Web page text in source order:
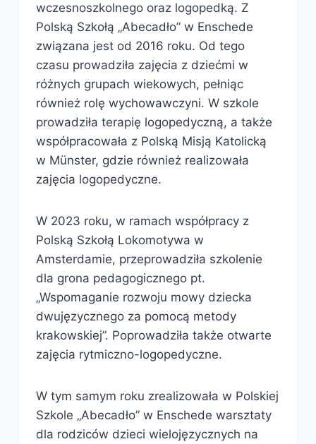
wczesnoszkolnego oraz logopedką. Z
Polską Szkołą „Abecadło” w Enschede
związana jest od 2016 roku. Od tego
czasu prowadziła zajęcia z dziećmi w
różnych grupach wiekowych, pełniąc
również rolę wychowawczyni. W szkole
prowadziła terapię logopedyczną, a także
współpracowała z Polską Misją Katolicką
w Münster, gdzie również realizowała
zajęcia logopedyczne.
W 2023 roku, w ramach współpracy z
Polską Szkołą Lokomotywa w
Amsterdamie, przeprowadziła szkolenie
dla grona pedagogicznego pt.
„Wspomaganie rozwoju mowy dziecka
dwujęzycznego za pomocą metody
krakowskiej”. Poprowadziła także otwarte
zajęcia rytmiczno-logopedyczne.
W tym samym roku zrealizowała w Polskiej
Szkole „Abecadło” w Enschede warsztaty
dla rodziców dzieci wielojęzycznych na